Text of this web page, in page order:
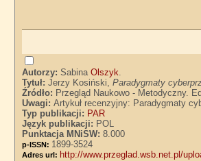
Autorzy:SabinaOlszyk.
Tytuł:Jerzy Kosiński,Paradygmaty
Źródło: Przegląd Naukowo - Metodyczny.
Uwagi:Artykuł recenzyjny: Paradygmaty
Typ publikacji: PAR
Język publikacji: POL
Punktacja MNiSW:8.000
p-ISSN: 1899-3524
Adres url: http://www.przeglad.wsb.net.pl/